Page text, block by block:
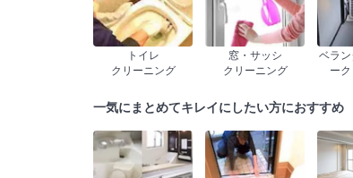
トイレ
クリーニング
窓・サッシ
クリーニング
ベラ
ー
一気にまとめてキレイにしたい方におすすめ